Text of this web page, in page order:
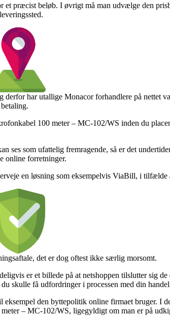
præcist beløb. I øvrigt må man udvælge den
har utallige Monacor forhandlere på nettet
100 meter – MC-102/WS inden du
ses som ufattelig fremragende, så er det
online forretninger.
en løsning som eksempelvis ViaBill, i tilfælde
det er dog oftest ikke særlig morsomt.
er et billede på at netshoppen tilslutter sig
skulle få udfordringer i processen med din
den byttepolitik online firmaet bruger. I
– MC-102/WS, ligegyldigt om man er på